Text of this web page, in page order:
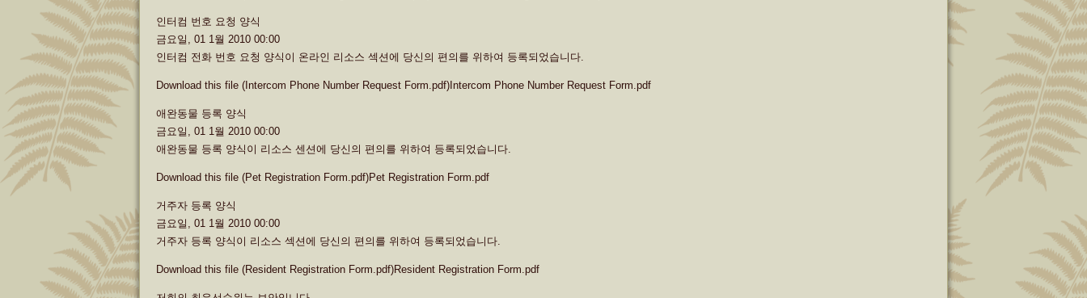
인터컴 번호 요청 양식
금요일, 01 1월 2010 00:00
인터컴 전화 번호 요청 양식이 온라인 리소스 섹션에 당신의 편의를 위하여 등록되었습니다.
Download this file (Intercom Phone Number Request Form.pdf)Intercom Phone Number Request Form.pdf
애완동물 등록 양식
금요일, 01 1월 2010 00:00
애완동물 등록 양식이 리소스 센션에 당신의 편의를 위하여 등록되었습니다.
Download this file (Pet Registration Form.pdf)Pet Registration Form.pdf
거주자 등록 양식
금요일, 01 1월 2010 00:00
거주자 등록 양식이 리소스 섹션에 당신의 편의를 위하여 등록되었습니다.
Download this file (Resident Registration Form.pdf)Resident Registration Form.pdf